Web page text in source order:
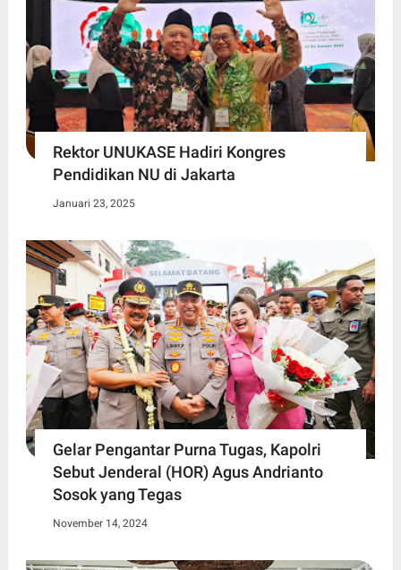
Rektor UNUKASE Hadiri Kongres
Pendidikan NU di Jakarta
Januari 23, 2025
Gelar Pengantar Purna Tugas, Kapolri
Sebut Jenderal (HOR) Agus Andrianto
Sosok yang Tegas
November 14, 2024